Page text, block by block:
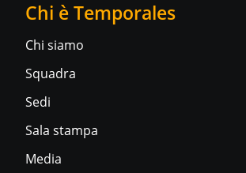
Chi è Temporales
Chi siamo
Squadra
Sedi
Sala stampa
Media